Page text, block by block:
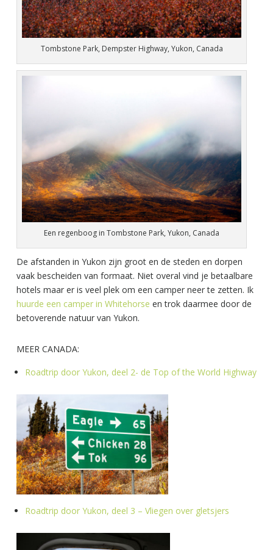
Tombstone Park, Dempster Highway, Yukon, Canada
Een regenboog in Tombstone Park, Yukon, Canada
De afstanden in Yukon zijn groot en de steden en dorpen
vaak bescheiden van formaat. Niet overal vind je betaalbare
hotels maar er is veel plek om een camper neer te zetten. Ik
huurde een camper in Whitehorse en trok daarmee door de
betoverende natuur van Yukon.
MEER CANADA:
Roadtrip door Yukon, deel 2- de Top of the World Highway
Roadtrip door Yukon, deel 3 – Vliegen over gletsjers